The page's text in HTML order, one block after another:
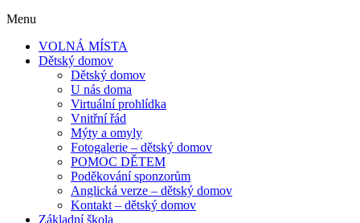
Menu
VOLNÁ MÍSTA
Dětský domov
Dětský domov
U nás doma
Virtuální prohlídka
Vnitřní řád
Mýty a omyly
Fotogalerie – dětský domov
POMOC DĚTEM
Poděkování sponzorům
Anglická verze – dětský domov
Kontakt – dětský domov
Základní škola